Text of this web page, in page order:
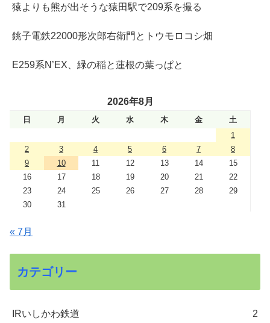
猿よりも熊が出そうな猿田駅で209系を撮る
銚子電鉄22000形次郎右衛門とトウモロコシ畑
E259系N’EX、緑の稲と蓮根の葉っぱと
2026年8月
日 月 火 水 木 金
土
1
2
3 4 5 6 7
8
9
10 11 12 13 14
15
16
17 18 19 20 21
22
23
24 25 26 27 28
29
30
31
« 7月
カテゴリー
IRいしかわ鉄道 2